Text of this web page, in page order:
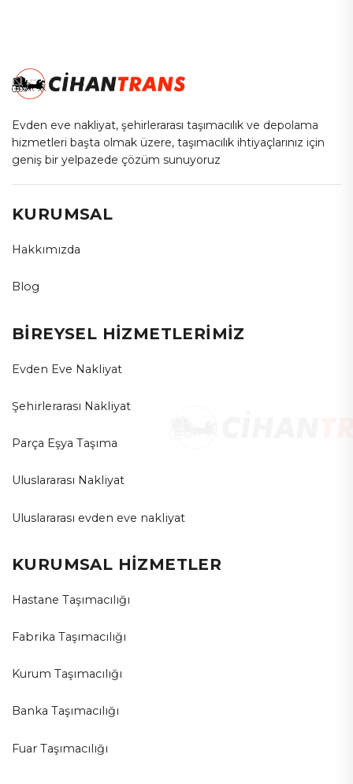
Evden eve nakliyat, şehirlerarası taşımacılık ve depolama
hizmetleri başta olmak üzere, taşımacılık ihtiyaçlarınız için
geniş bir yelpazede çözüm sunuyoruz
KURUMSAL
Hakkımızda
Blog
BİREYSEL HİZMETLERİMİZ
Evden Eve Nakliyat
Şehirlerarası Nakliyat
Parça Eşya Taşıma
Uluslararası Nakliyat
Uluslararası evden eve nakliyat
KURUMSAL HİZMETLER
Hastane Taşımacılığı
Fabrika Taşımacılığı
Kurum Taşımacılığı
Banka Taşımacılığı
Fuar Taşımacılığı